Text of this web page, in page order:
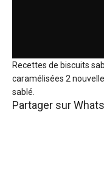
Recettes de biscuits
caramélisées 2
sablé.
Partager sur